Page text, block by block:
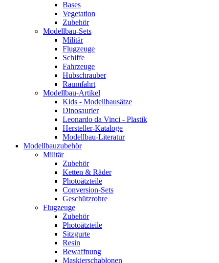
Bases
Vegetation
Zubehör
Modellbau-Sets
Militär
Flugzeuge
Schiffe
Fahrzeuge
Hubschrauber
Raumfahrt
Modellbau-Artikel
Kids - Modellbausätze
Dinosaurier
Leonardo da Vinci - Plastik
Hersteller-Kataloge
Modellbau-Literatur
Modellbauzubehör
Militär
Zubehör
Ketten & Räder
Photoätzteile
Conversion-Sets
Geschützrohre
Flugzeuge
Zubehör
Photoätzteile
Sitzgurte
Resin
Bewaffnung
Maskierschablonen